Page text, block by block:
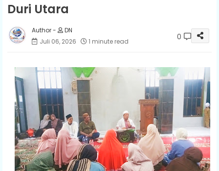
Duri Utara
DN
Juli 06, 2026
1 minute read 0